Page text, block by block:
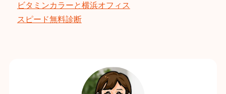
ビタミンカラーと横浜オフィス
スピード無料診断